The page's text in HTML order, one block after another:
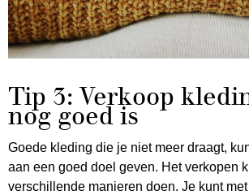
Tip 3: Verkoop
nog goed is
Goede kleding die je niet meer draagt,
aan een goed doel geven. Het verkopen
verschillende manieren doen. Je kunt